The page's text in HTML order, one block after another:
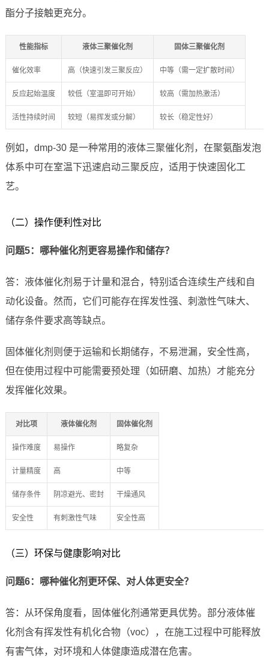
酯分子接触更充分。
性能指标 液体三聚催化剂 固体三聚催化剂
催化效率 高（快速引发三聚反应） 中等（需一定扩散时间）
反应起始温度 较低（室温即可开始） 较高（需加热激活）
活性持续时间 较短（易挥发或分解） 较长（稳定性好）
例如，dmp-30 是一种常用的液体三聚催化剂，在聚氨酯发泡
体系中可在室温下迅速启动三聚反应，适用于快速固化工
艺。
（二）操作便利性对比
问题5：哪种催化剂更容易操作和储存？
答：液体催化剂易于计量和混合，特别适合连续生产线和自
动化设备。然而，它们可能存在挥发性强、刺激性气味大、
储存条件要求高等缺点。
固体催化剂则便于运输和长期储存，不易泄漏，安全性高，
但在使用过程中可能需要预处理（如研磨、加热）才能充分
发挥催化效果。
对比项 液体催化剂 固体催化剂
操作难度 易操作 略复杂
计量精度 高 中等
储存条件 阴凉避光、密封 干燥通风
安全性 有刺激性气味 安全性高
（三）环保与健康影响对比
问题6：哪种催化剂更环保、对人体更安全？
答：从环保角度看，固体催化剂通常更具优势。部分液体催
化剂含有挥发性有机化合物（voc），在施工过程中可能释放
有害气体，对环境和人体健康造成潜在危害。